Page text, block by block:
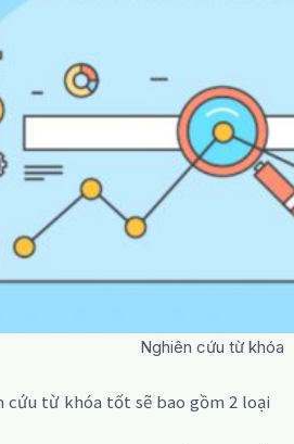
Nghiên cứu từ khóa
cứu từ khóa tốt sẽ bao gồm 2 loại